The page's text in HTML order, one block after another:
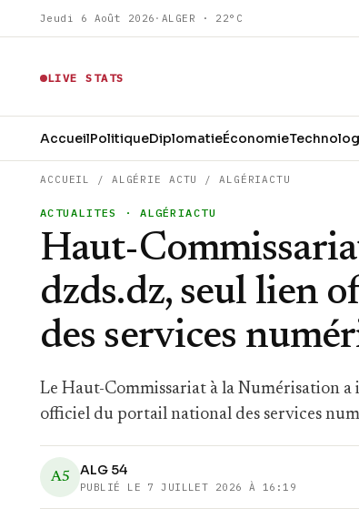
Jeudi 6 Août 2026 · ALGER · 22°C
LIVE STATS
AccueilPolitiqueDiplomatieÉconomie
ACCUEIL / ALGÉRIE ACTU /ALGÉRIACTU
ACTUALITES · ALGÉRIACTU
Haut-
dzds.dz, seul lien
des services
Le Haut-Commissariat à la Numérisation
officiel du portail national des services
A5 ALG 54
PUBLIÉ LE 7 JUILLET 2026 À 16:19